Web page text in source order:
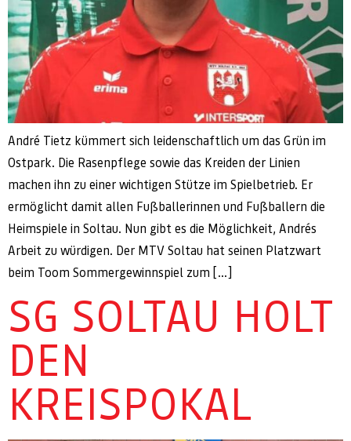
André Tietz kümmert sich leidenschaftlich um das Grün im
Ostpark. Die Rasenpflege sowie das Kreiden der Linien
machen ihn zu einer wichtigen Stütze im Spielbetrieb. Er
ermöglicht damit allen Fußballerinnen und Fußballern die
Heimspiele in Soltau. Nun gibt es die Möglichkeit, Andrés
Arbeit zu würdigen. Der MTV Soltau hat seinen Platzwart
beim Toom Sommergewinnspiel zum […]
SG SOLTAU HOLT
DEN
KREISPOKAL